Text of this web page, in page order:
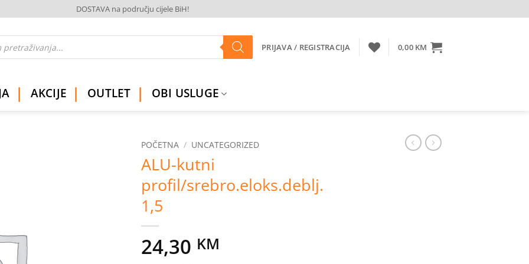
DOSTAVA na području cijele BiH!
PRIJAVA / REGISTRACIJA 0,00 KM
AKCIJE OUTLET OBI USLUGE
POČETNA / UNCATEGORIZED
ALU-kutni
profil/srebro.eloks.deblj.
1,5
24,30 KM